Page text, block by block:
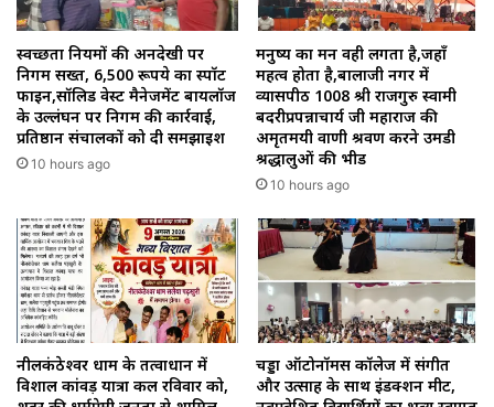
स्वच्छता नियमों की अनदेखी पर
निगम सख्त, 6,500 रूपये का स्पॉट
फाइन,सॉलिड वेस्ट मैनेजमेंट बायलॉज
के उल्लंघन पर निगम की कार्रवाई,
प्रतिष्ठान संचालकों को दी समझाइश
10 hours ago
मनुष्य का मन वही लगता है,जहाँ
महत्व होता है,बालाजी नगर में
व्यासपीठ 1008 श्री राजगुरु स्वामी
बदरीप्रपन्नाचार्य जी महाराज की
अमृतमयी वाणी श्रवण करने उमडी
श्रद्धालुओं की भीड
10 hours ago
नीलकंठेश्वर धाम के तत्वाधान में
विशाल कांवड़ यात्रा कल रविवार को,
चड्डा ऑटोनॉमस कॉलेज में संगीत
और उत्साह के साथ इंडक्शन मीट,